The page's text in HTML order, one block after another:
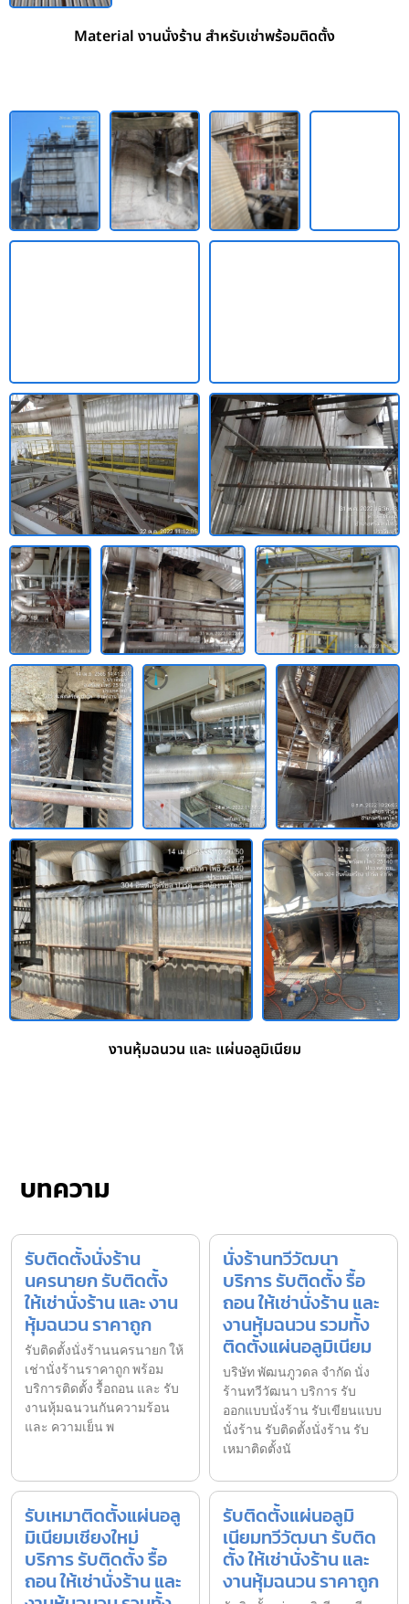
Material งานนั่งร้าน สำหรับเช่าพร้อมติดตั้ง
งานหุ้มฉนวน และ แผ่นอลูมิเนียม
บทความ
รับติดตั้งนั่งร้าน
นครนายก รับติดตั้ง
ให้เช่านั่งร้าน และ งาน
หุ้มฉนวน ราคาถูก
รับติดตั้งนั่งร้านนครนายก ให้
เช่านั่งร้านราคาถูก พร้อม
บริการติดตั้ง รื้อถอน และ รับ
งานหุ้มฉนวนกันความร้อน
และ ความเย็น พ
นั่งร้านทวีวัฒนา
บริการ รับติดตั้ง รื้อ
ถอน ให้เช่านั่งร้าน และ
งานหุ้มฉนวน รวมทั้ง
ติดตั้งแผ่นอลูมิเนียม
บริษัท พัฒนภูวดล จำกัด นั่ง
ร้านทวีวัฒนา บริการ รับ
ออกแบบนั่งร้าน รับเขียนแบบ
นั่งร้าน รับติดตั้งนั่งร้าน รับ
เหมาติดตั้งนั
รับเหมาติดตั้งแผ่นอลู
มิเนียมเชียงใหม่
บริการ รับติดตั้ง รื้อ
ถอน ให้เช่านั่งร้าน และ
รับติดตั้งแผ่นอลูมิ
เนียมทวีวัฒนา รับติด
ตั้ง ให้เช่านั่งร้าน และ
งานหุ้มฉนวน ราคาถูก